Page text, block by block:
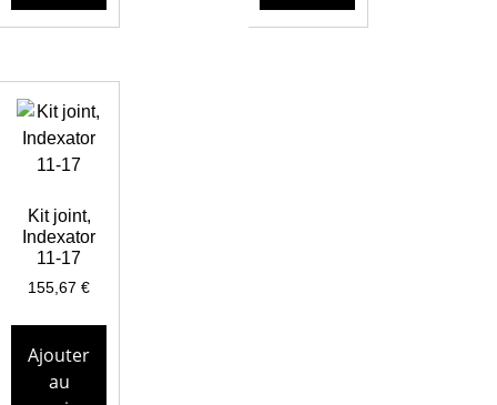
Kit joint,
Indexator
11-17
155,67€
Ajouter
au